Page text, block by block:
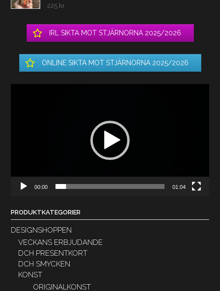
225 kr
IRL SIKTA MOT STJÄRNORNA 2025/2026
ONLINE SIKTA MOT STJÄRNORNA 2025/2026
00:00 01:04
PRODUKTKATEGORIER
DESIGNSHOPPEN
VECKANS ERBJUDANDE
DCH PRESENTKORT
DCH SMYCKEN
KONST
ORIGINALKONST